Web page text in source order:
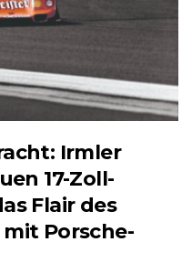
Irmler
17-Zoll-
Flair des
Porsche-